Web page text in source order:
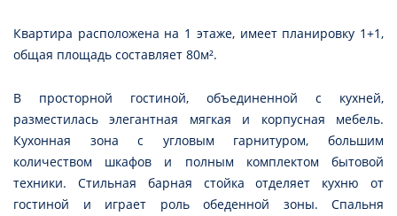
Квартира расположена на 1 этаже, имеет планировку 1+1,
общая площадь составляет 80м².
В просторной гостиной, объединенной с кухней,
разместилась элегантная мягкая и корпусная мебель.
Кухонная зона с угловым гарнитуром, большим
количеством шкафов и полным комплектом бытовой
техники. Стильная барная стойка отделяет кухню от
гостиной и играет роль обеденной зоны. Спальня